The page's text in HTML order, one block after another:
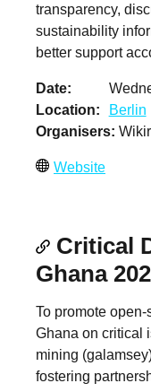
transparency,
sustainability
better support
Date
Location
Berlin
Organisers
Website
Critical
Ghana
To promote
Ghana on critical
mining
fostering